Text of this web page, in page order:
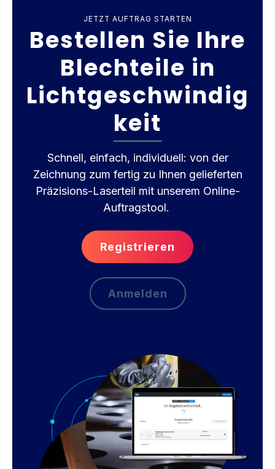
JETZT AUFTRAG STARTEN
Bestellen Sie Ihre
Blechteile in
Lichtgeschwindig
keit
Schnell, einfach, individuell: von der
Zeichnung zum fertig zu Ihnen gelieferten
Präzisions-Laserteil mit unserem Online-
Auftragstool.
Registrieren
Anmelden